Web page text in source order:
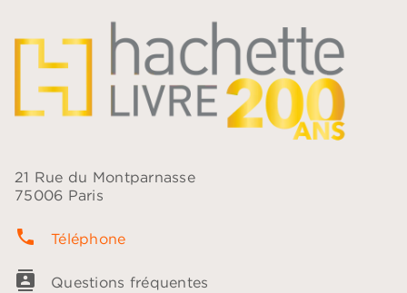
21 Rue du Montparnasse
75006 Paris
phone Téléphone
contacts Questions fréquentes